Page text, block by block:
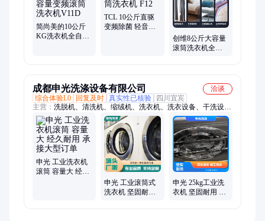
提琴、离心风
简尚美的10公斤
KG洗衣机全自动
TCL 10公斤直驱
变频除菌 轻音洗
创维8公斤大容量
滚筒洗衣机全自
成都申光洗涤设备有限公司
洽谈
综合体验L0
回复及时 真实性已核验
四川宜宾
主营： 洗脱机、清洗机、缩绒机、洗衣机、洗衣设备、干洗设
备、汽车地毯、洗涤设备、工业洗涤机、洗染两用机、洗涤机定
制、工业水洗机、毛巾烘干设备、半自动洗涤机、洗涤水洗设
备、洗脱两用机器、洗衣带烘干机、酒店脱烘一体机、洗脱烘干
水洗机、衣机洗脱一体机、酒店洗衣房设备
申光 工业洗衣机
滚筒 容量大 经久
申光 工业滚筒式
洗衣机 坚固耐用
申光 25kg工业洗
衣机 坚固耐用 美